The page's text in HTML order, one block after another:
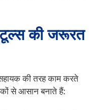
की जरूरत
की तरह काम करते
से आसान बनाते हैं: